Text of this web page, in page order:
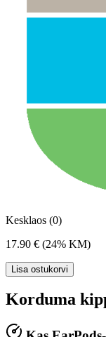
Kesklaos (0)
17.90 € (24% KM)
Lisa ostukorvi
Korduma